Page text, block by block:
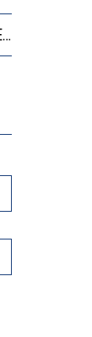
2’529 UNTERSCHRIFTEN FÜR «KEINE DIGITALEN GERÄTE IN DEN ERSTEN VIER PRIMARSCHULJAHREN» EINGEREICHT